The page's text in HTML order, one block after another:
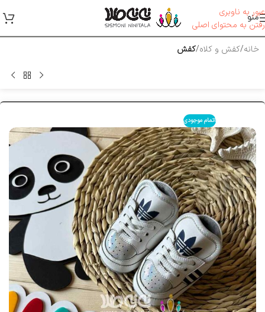
عبور به ناوبری
رفتن به محتوای اصلی
منو
خانه کفش و کلاه کفش
اتمام موجودی